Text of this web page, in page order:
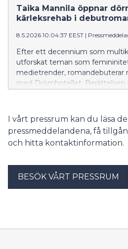
Taika Mannila öppnar
kärleksrehab i
8.5.2026 10:04:37 EEST |
Efter ett decennium som
utforskat teman som
medietrender, romandebuterar
med Drömhotellet. Berättelsen
men mögligt kärleksrehab. Det
kärleksbrev till alla som vuxit upp
som varit deprimerade eller
I vårt pressrum kan du läsa
pressmeddelandena, få
och hitta kontaktinformation.
BESÖK VÅRT PRESSRUM